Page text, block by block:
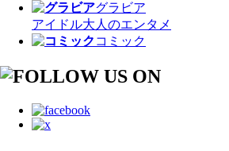
グラビア
アイドル大人のエンタメ
コミック